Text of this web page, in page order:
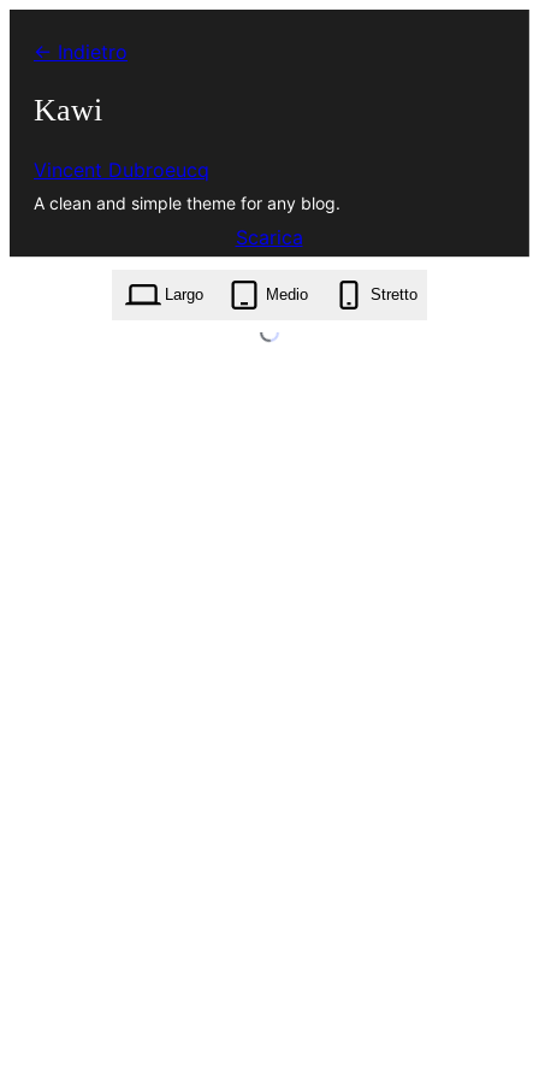
contenuto
← Indietro
Kawi
Vincent Dubroeucq
A clean and simple theme for any blog.
Scarica
kawi.1.4.3.zip
Largo
Medio Stretto